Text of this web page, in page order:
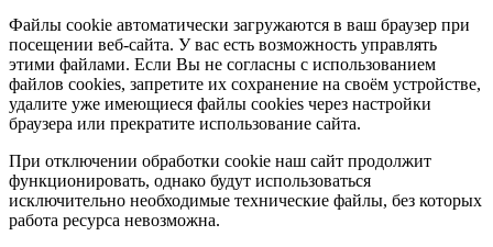
Файлы cookie автоматически загружаются в ваш браузер при
посещении веб-сайта. У вас есть возможность управлять
этими файлами. Если Вы не согласны с использованием
файлов cookies, запретите их сохранение на своём устройстве,
удалите уже имеющиеся файлы cookies через настройки
браузера или прекратите использование сайта.
При отключении обработки cookie наш сайт продолжит
функционировать, однако будут использоваться
исключительно необходимые технические файлы, без которых
работа ресурса невозможна.